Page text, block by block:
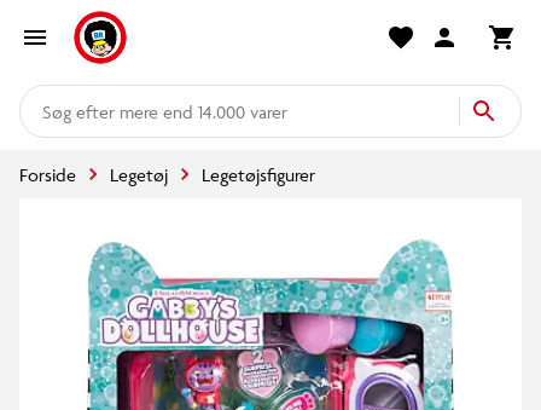
mere end 14.000 varer
Forside Legetøj Legetøjsfigurer